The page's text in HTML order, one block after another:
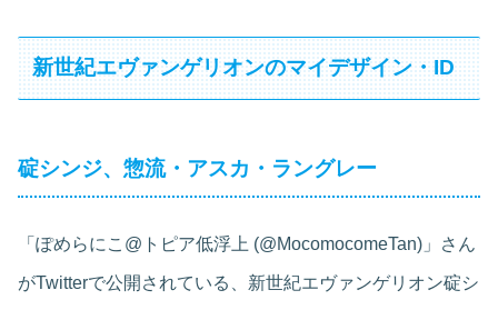
新世紀エヴァンゲリオンのマイデザイン・ID
碇シンジ、惣流・アスカ・ラングレー
「ぽめらにこ@トピア低浮上 (@MocomocomeTan)」さん
がTwitterで公開されている、新世紀エヴァンゲリオン碇シ